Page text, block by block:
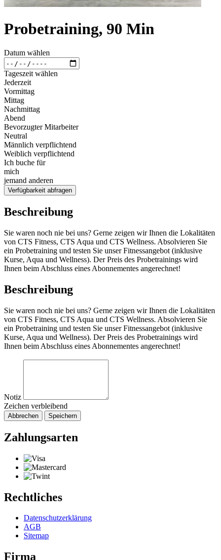
Probetraining, 90 Min
Datum wählen
Tageszeit wählen
Jederzeit
Vormittag
Mittag
Nachmittag
Abend
Bevorzugter Mitarbeiter
Neutral
Männlich verpflichtend
Weiblich verpflichtend
Ich buche für
mich
jemand anderen
Verfügbarkeit abfragen
Beschreibung
Sie waren noch nie bei uns? Gerne zeigen wir Ihnen die Lokalitäten
von CTS Fitness, CTS Aqua und CTS Wellness. Absolvieren Sie
ein Probetraining und testen Sie unser Fitnessangebot (inklusive
Kurse, Aqua und Wellness). Der Preis des Probetrainings wird
Ihnen beim Abschluss eines Abonnementes angerechnet!
Beschreibung
Sie waren noch nie bei uns? Gerne zeigen wir Ihnen die Lokalitäten
von CTS Fitness, CTS Aqua und CTS Wellness. Absolvieren Sie
ein Probetraining und testen Sie unser Fitnessangebot (inklusive
Kurse, Aqua und Wellness). Der Preis des Probetrainings wird
Ihnen beim Abschluss eines Abonnementes angerechnet!
Notiz
Zeichen verbleibend
Abbrechen Speichern
Zahlungsarten
Rechtliches
Datenschutzerklärung
AGB
Sitemap
Firma